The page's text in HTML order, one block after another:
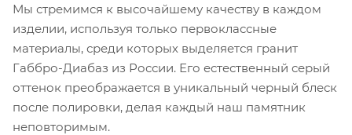
Мы стремимся к высочайшему качеству в каждом
изделии, используя только первоклассные
материалы, среди которых выделяется гранит
Габбро-Диабаз из России. Его естественный серый
оттенок преображается в уникальный черный блеск
после полировки, делая каждый наш памятник
неповторимым.